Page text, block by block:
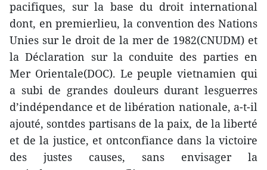
pacifiques, sur la base du droit international
dont, en premierlieu, la convention des Nations
Unies sur le droit de la mer de 1982(CNUDM) et
la Déclaration sur la conduite des parties en
Mer Orientale(DOC). Le peuple vietnamien qui
a subi de grandes douleurs durant lesguerres
d’indépendance et de libération nationale, a-t-il
ajouté, sontdes partisans de la paix, de la liberté
et de la justice, et ontconfiance dans la victoire
des justes causes, sans envisager la